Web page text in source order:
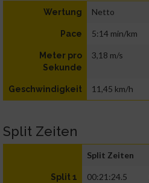
Wertung Netto
Pace 5:14 min/km
Meter pro
Sekunde
3,18 m/s
Geschwindigkeit 11,45 km/h
Split Zeiten
Split Zeiten
Split 1 00:21:24.5